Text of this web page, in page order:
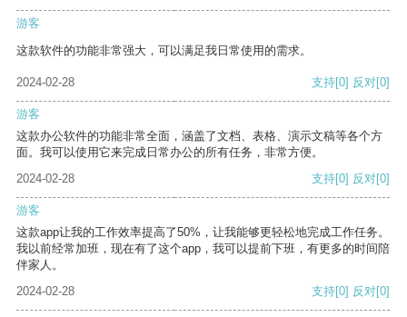
游客
这款软件的功能非常强大，可以满足我日常使用的需求。
2024-02-28 支持[0] 反对[0]
游客
这款办公软件的功能非常全面，涵盖了文档、表格、演示文稿等各个方
面。我可以使用它来完成日常办公的所有任务，非常方便。
2024-02-28
支持[0] 反对[0]
游客
这款app让我的工作效率提高了50%，让我能够更轻松地完成工作任务。
我以前经常加班，现在有了这个app，我可以提前下班，有更多的时间陪
伴家人。
2024-02-28
支持[0] 反对[0]